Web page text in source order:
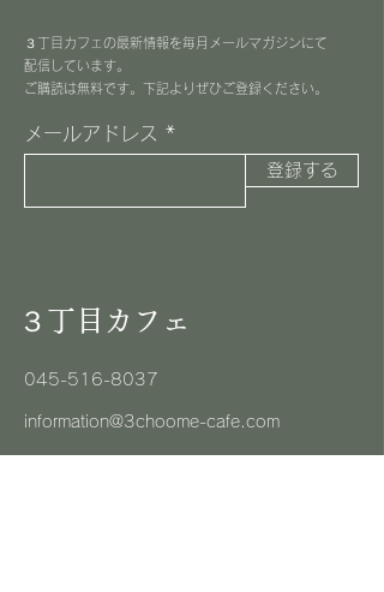
３丁目カフェの最新情報を毎月メールマガジンにて
配信しています。
​ご購読は無料です。下記よりぜひご登録ください。
メールアドレス
登録する
３丁目カフェ
045-516-8037
information@3choome-cafe.com